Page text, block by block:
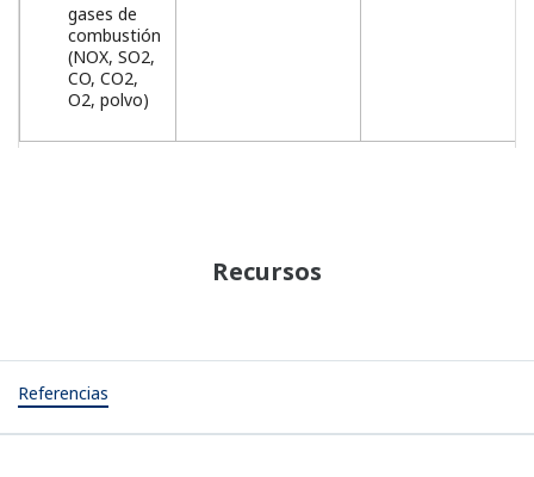
gases de
combustión
(NOX, SO2,
CO, CO2,
O2, polvo)
Recursos
Referencias